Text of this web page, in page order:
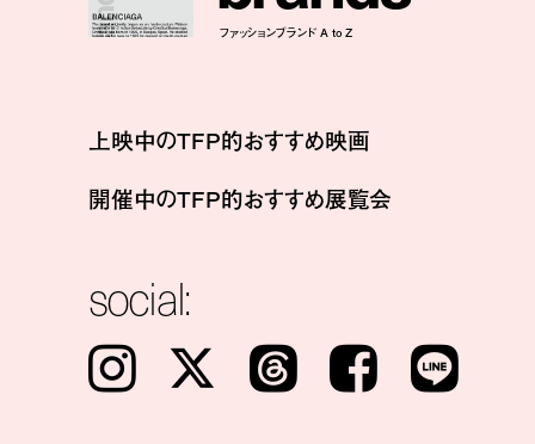
ファッションブランド A to Z
上映中のTFP的おすすめ映画
開催中のTFP的おすすめ展覧会
social:
Instagram 𝕏 Threads Facebook LINE